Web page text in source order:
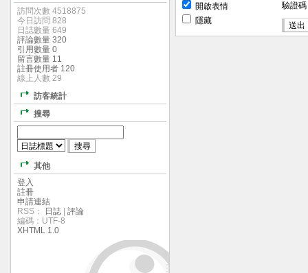
開啟表情
隱藏
驗證
訪問次數 4518875
今日訪問 828
日誌數量 649
評論數量 320
引用數量 0
留言數量 11
註冊使用者 120
線上人數 29
訪客統計
搜尋
其他
登入
註冊
申請連結
RSS：
日誌
評論
編碼：UTF-8
XHTML 1.0